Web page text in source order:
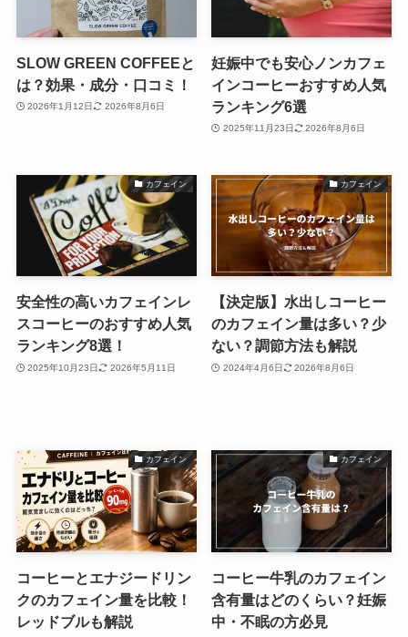
SLOW GREEN COFFEEと
は？効果・成分・口コミ！
2026年1月12日 2026年8月6日
妊娠中でも安心ノンカフェ
インコーヒーおすすめ人気
ランキング6選
2025年11月23日 2026年8月6日
カフェイン
安全性の高いカフェインレ
スコーヒーのおすすめ人気
ランキング8選！
2025年10月23日 2026年5月11日
カフェイン
【決定版】水出しコーヒー
のカフェイン量は多い？少
ない？調節方法も解説
2024年4月6日 2026年8月6日
カフェイン
コーヒーとエナジードリン
クのカフェイン量を比較！
レッドブルも解説
カフェイン
コーヒー牛乳のカフェイン
含有量はどのくらい？妊娠
中・不眠の方必見